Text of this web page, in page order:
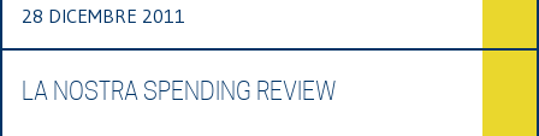
28 DICEMBRE 2011
LA NOSTRA SPENDING REVIEW